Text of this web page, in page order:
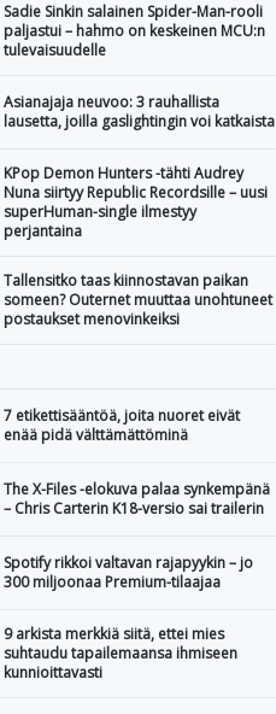
Sadie Sinkin salainen Spider-Man-rooli
paljastui – hahmo on keskeinen MCU:n
tulevaisuudelle
Asianajaja neuvoo: 3 rauhallista
lausetta, joilla gaslightingin voi katkaista
KPop Demon Hunters -tähti Audrey
Nuna siirtyy Republic Recordsille – uusi
superHuman-single ilmestyy
perjantaina
Tallensitko taas kiinnostavan paikan
someen? Outernet muuttaa unohtuneet
postaukset menovinkeiksi
7 etikettisääntöä, joita nuoret eivät
enää pidä välttämättöminä
The X-Files -elokuva palaa synkempänä
– Chris Carterin K18-versio sai trailerin
Spotify rikkoi valtavan rajapyykin – jo
300 miljoonaa Premium-tilaajaa
9 arkista merkkiä siitä, ettei mies
suhtaudu tapailemaansa ihmiseen
kunnioittavasti